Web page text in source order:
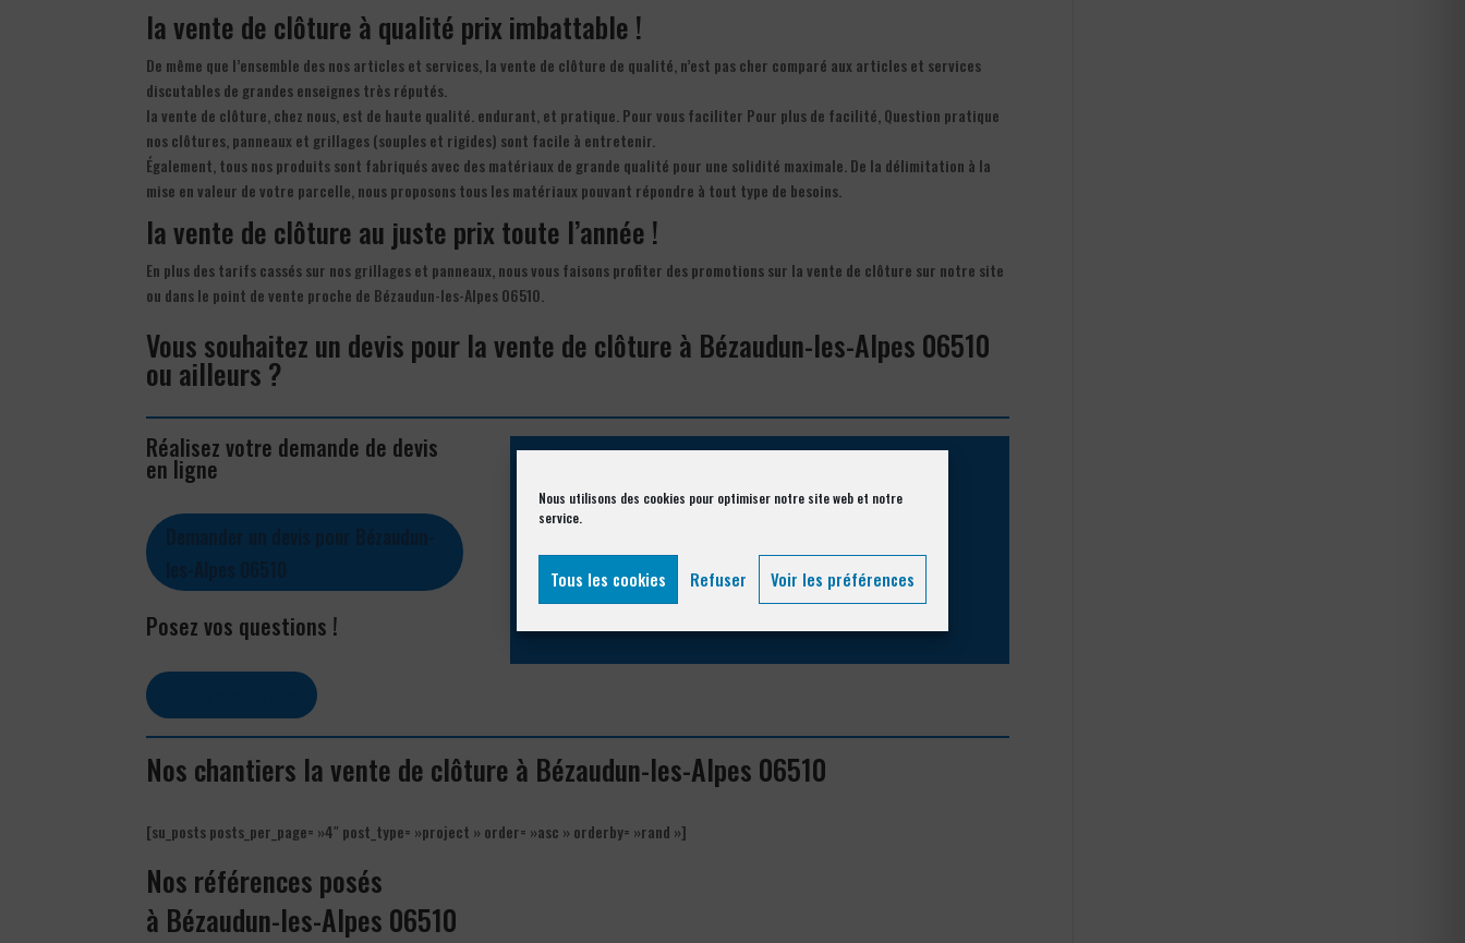
Nous utilisons des cookies pour optimiser notre site web et notre
service.
Tous les cookies Refuser Voir les préférences
la vente de clôture à qualité prix imbattable !
De même que l’ensemble des nos articles et services, la vente de clôture de qualité, n’est pas cher comparé aux articles et services
discutables de grandes enseignes très réputés.
la vente de clôture, chez nous, est de haute qualité. endurant, et pratique. Pour vous faciliter Pour plus de facilité, Question pratique
nos clôtures, panneaux et grillages (souples et rigides) sont facile à entretenir.
Également, tous nos produits sont fabriqués avec des matériaux de grande qualité pour une solidité maximale. De la délimitation à la
mise en valeur de votre parcelle, nous proposons tous les matériaux pouvant répondre à tout type de besoins.
la vente de clôture au juste prix toute l’année !
En plus des tarifs cassés sur nos grillages et panneaux, nous vous faisons profiter des promotions sur la vente de clôture sur notre site
ou dans le point de vente proche de Bézaudun-les-Alpes 06510.
Vous souhaitez un devis pour la vente de clôture à Bézaudun-les-Alpes 06510
ou ailleurs ?
Réalisez votre demande de devis
en ligne
Posez vos questions !
Appelez-nous !
Vous souhaitez avoir des informations complémentaires ?
04 93 74 33 76
Nos chantiers la vente de clôture à Bézaudun-les-Alpes 06510
[su_posts posts_per_page= »4″ post_type= »project » order= »asc » orderby= »rand »]
Nos références posés
à Bézaudun-les-Alpes 06510